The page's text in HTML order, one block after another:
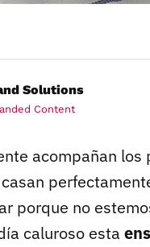
Solutions
Content
acompañan
porque no
caluroso esta